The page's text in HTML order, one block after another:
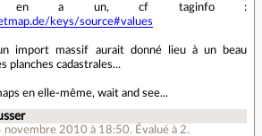
en a un, cf taginfo :
keys/source#values
import massif aurait donné lieu à un beau
planches cadastrales...
en elle-même, wait and see...
novembre 2010 à 18:50. Évalué à 2.